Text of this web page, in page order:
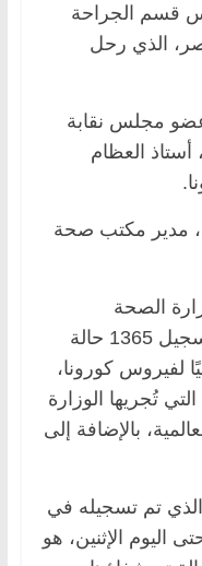
قسم الجراحة
الذي رحل
عضو مجلس نقابة
أستاذ العظام
مدير مكتب صحة
الصحة
والسكان، اليوم الإثنين، أنه تم تسجيل 1365 حالة
لفيروس كورونا،
تُجريها الوزارة
بالإضافة إلى
الذي تم تسجيله في
اليوم الإثنين، هو